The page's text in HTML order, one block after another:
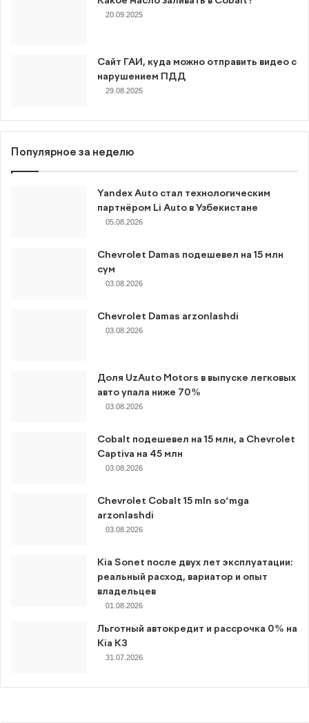
20.09.2025
Сайт ГАИ, куда можно отправить видео с
нарушением ПДД
29.08.2025
Популярное за неделю
Yandex Auto стал технологическим
партнёром Li Auto в Узбекистане
05.08.2026
Chevrolet Damas подешевел на 15 млн
сум
03.08.2026
Chevrolet Damas arzonlashdi
03.08.2026
Доля UzAuto Motors в выпуске легковых
авто упала ниже 70%
03.08.2026
Cobalt подешевел на 15 млн, а Chevrolet
Captiva на 45 млн
03.08.2026
Chevrolet Cobalt 15 mln so‘mga
arzonlashdi
03.08.2026
Kia Sonet после двух лет эксплуатации:
реальный расход, вариатор и опыт
владельцев
01.08.2026
Льготный автокредит и рассрочка 0% на
Kia K3
31.07.2026